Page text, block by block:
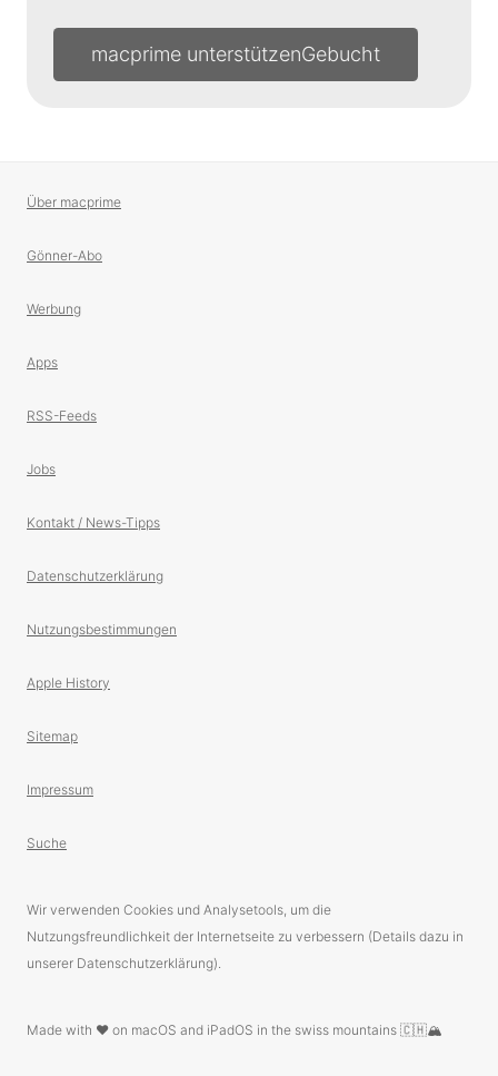
macprime unterstützen
Über macprime
Gönner-Abo
Werbung
Apps
RSS-Feeds
Jobs
Kontakt / News-Tipps
Datenschutzerklärung
Nutzungsbestimmungen
Apple History
Sitemap
Impressum
Suche
Wir verwenden Cookies und Analysetools, um die
Nutzungsfreundlichkeit der Internetseite zu verbessern (Details dazu in
unserer Datenschutzerklärung).
Made with ❤️ on macOS and iPadOS in the swiss mountains 🇨🇭🏔